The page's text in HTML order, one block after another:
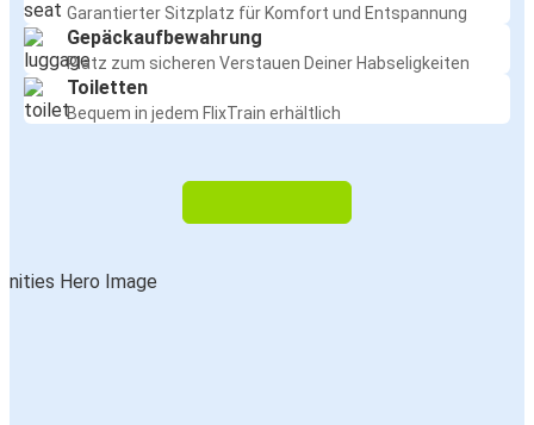
Garantierter Sitzplatz für Komfort und Entspannung
Gepäckaufbewahrung
Platz zum sicheren Verstauen Deiner Habseligkeiten
Toiletten
Bequem in jedem FlixTrain erhältlich